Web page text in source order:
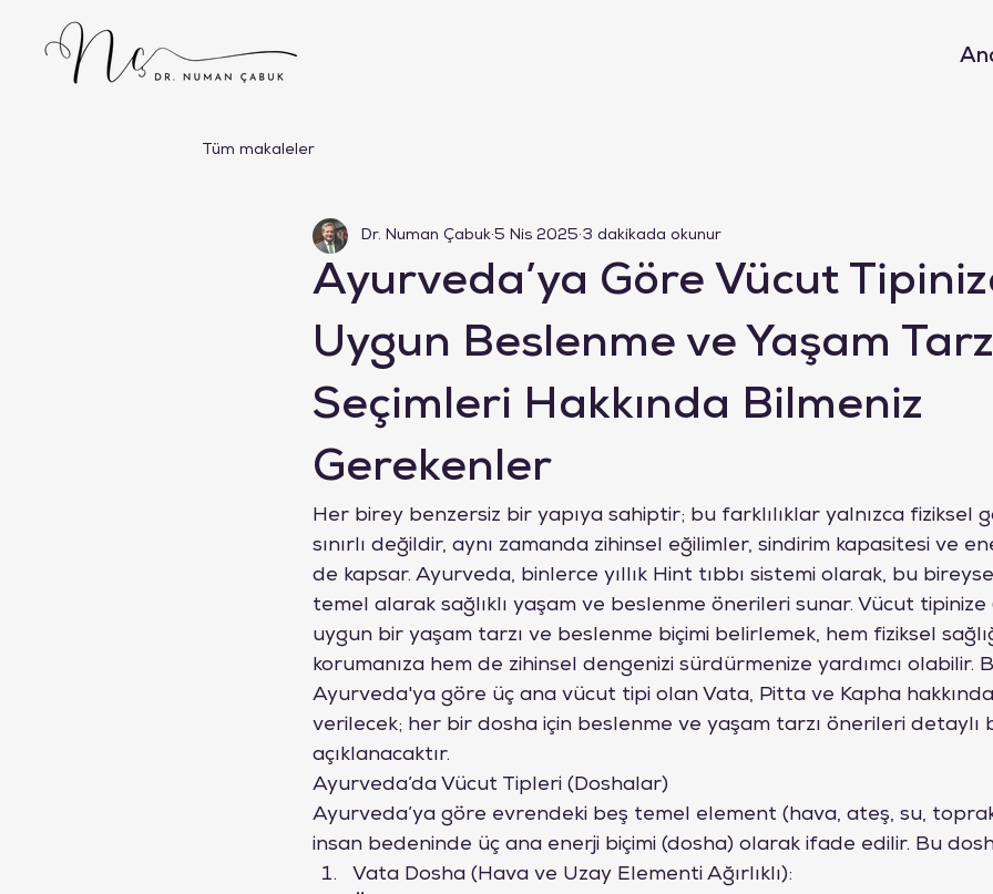
Tüm makaleler
Ayurveda’ya Göre Vücut
Uygun Beslenme ve Yaşam
Seçimleri Hakkında Bilmeniz
Gerekenler
Dr. Numan Çabuk 5 Nis 2025 3 dakikada okunur
Her birey benzersiz bir yapıya sahiptir; bu farklılıklar yalnızca fiziksel
sınırlı değildir, aynı zamanda zihinsel eğilimler, sindirim kapasitesi ve
de kapsar. Ayurveda, binlerce yıllık Hint tıbbı sistemi olarak, bu
temel alarak sağlıklı yaşam ve beslenme önerileri sunar. Vücut
uygun bir yaşam tarzı ve beslenme biçimi belirlemek, hem fiziksel
korumanıza hem de zihinsel dengenizi sürdürmenize yardımcı olabilir.
Ayurveda'ya göre üç ana vücut tipi olan Vata, Pitta ve Kapha
verilecek; her bir dosha için beslenme ve yaşam tarzı önerileri detaylı
açıklanacaktır.
Ayurveda’da Vücut Tipleri (Doshalar)
Ayurveda’ya göre evrendeki beş temel element (hava, ateş, su,
insan bedeninde üç ana enerji biçimi (dosha) olarak ifade edilir. Bu
Vata Dosha (Hava ve Uzay Elementi Ağırlıklı):